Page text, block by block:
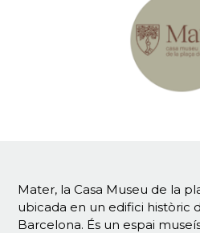
Mater, la Casa Museu de la
ubicada en un edifici històric
Barcelona. És un espai